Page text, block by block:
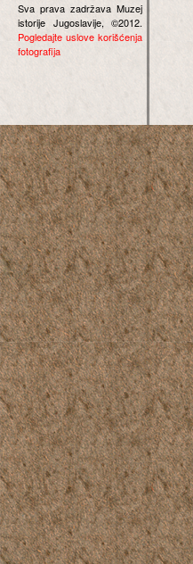
Sva prava zadržava Muzej
istorije Jugoslavije, ©2012.
Pogledajte uslove korišćenja
fotografija